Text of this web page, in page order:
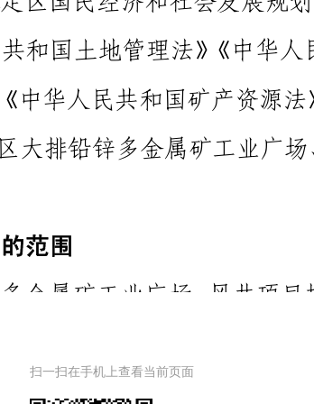
扫一扫在手机上查看当前页面